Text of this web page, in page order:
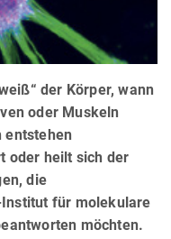
der Körper, wann
oder Muskeln
entstehen
oder heilt sich der
die
für molekulare
möchten.